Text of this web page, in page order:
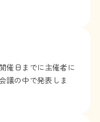
催日までに主催者に
議の中で発表しま